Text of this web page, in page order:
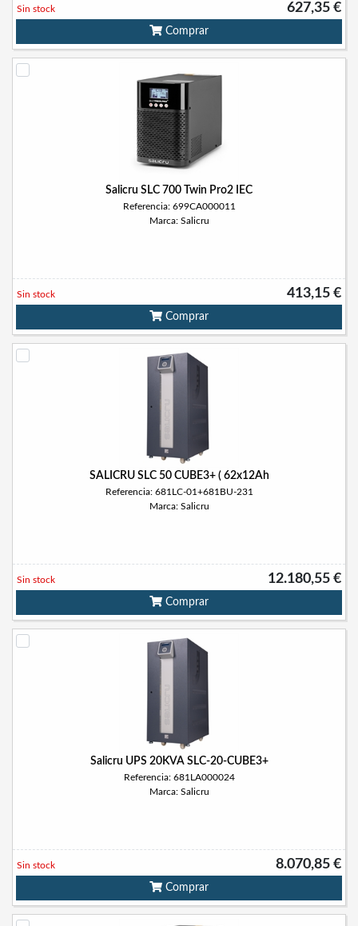
627,35 €
Sin stock
Comprar
Salicru SLC 700 Twin Pro2 IEC
Referencia: 699CA000011
Marca: Salicru
413,15 €
Sin stock
Comprar
SALICRU SLC 50 CUBE3+ ( 62x12Ah
Referencia: 681LC-01+681BU-231
Marca: Salicru
12.180,55 €
Sin stock
Comprar
Salicru UPS 20KVA SLC-20-CUBE3+
Referencia: 681LA000024
Marca: Salicru
8.070,85 €
Sin stock
Comprar